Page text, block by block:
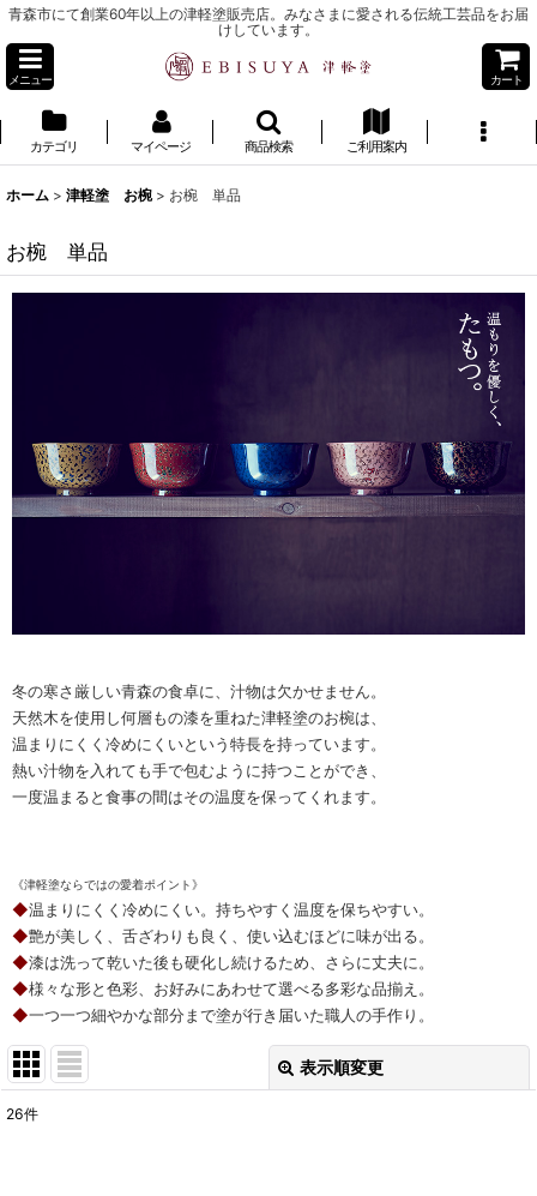
青森市にて創業60年以上の津軽塗販売店。みなさまに愛される伝統工芸品をお届
けしています。
メニュー カート
カテゴリ マイページ 商品検索 ご利用案内
ホーム > 津軽塗 お椀 > お椀 単品
お椀 単品
冬の寒さ厳しい青森の食卓に、汁物は欠かせません。
天然木を使用し何層もの漆を重ねた津軽塗のお椀は、
温まりにくく冷めにくいという特長を持っています。
熱い汁物を入れても手で包むように持つことができ、
一度温まると食事の間はその温度を保ってくれます。
《津軽塗ならではの愛着ポイント》
◆温まりにくく冷めにくい。持ちやすく温度を保ちやすい。
◆艶が美しく、舌ざわりも良く、使い込むほどに味が出る。
◆漆は洗って乾いた後も硬化し続けるため、さらに丈夫に。
◆様々な形と色彩、お好みにあわせて選べる多彩な品揃え。
◆一つ一つ細やかな部分まで塗が行き届いた職人の手作り。
表示順変更
26件